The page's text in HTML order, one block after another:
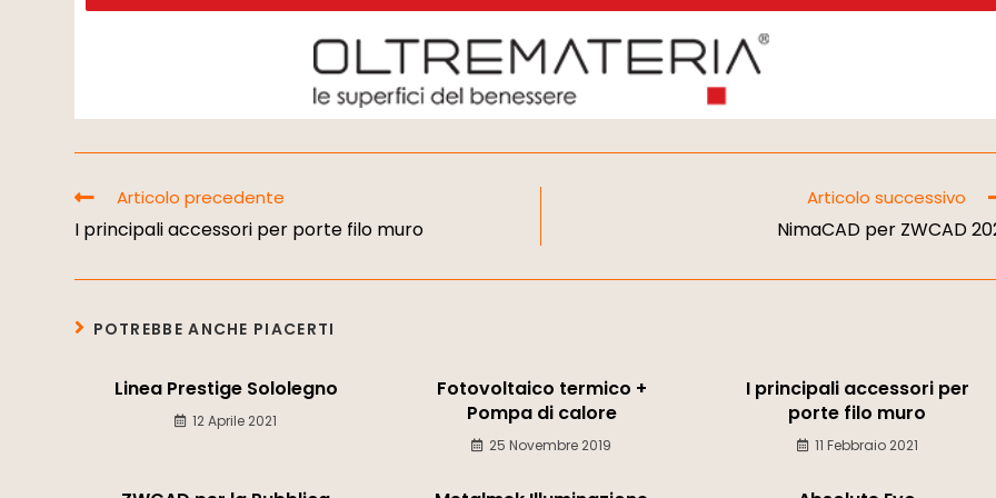
Articolo precedente
I principali accessori per porte filo muro
Articolo successivo
NimaCAD per ZWCAD
POTREBBE ANCHE PIACERTI
Linea Prestige Sololegno
12 Aprile 2021
Fotovoltaico termico +
Pompa di calore
25 Novembre 2019
I principali accessori per
porte filo muro
11 Febbraio 2021